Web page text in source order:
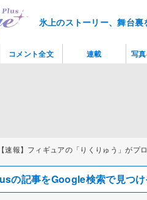
氷上のストーリー、舞台
【速報】フィギュアの「りくりゅう」がプ
の記事をGoogle検索で見つ
コメント全文 連載 写